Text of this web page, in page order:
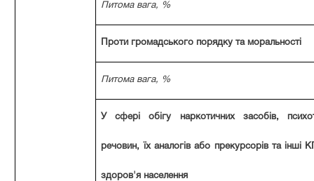
Питома вага, %
Проти громадського порядку та моральності
Питома вага, %
У сфері обігу наркотичних засобів,
речовин, їх аналогів або прекурсорів та інші
здоров'я населення